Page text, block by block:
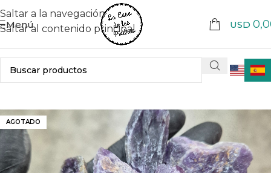
Saltar a la navegación
Saltar al contenido principal
Menú USD
AGOTADO